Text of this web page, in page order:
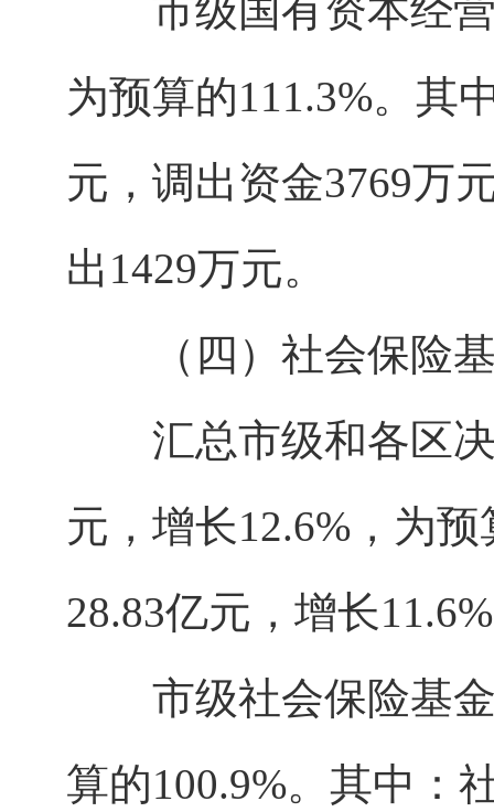
市级国有资本经营
为预算的111.3%。其
元，调出资金3769万
出1429万元。
（四）社会保险基
汇总市级和各区决
元，增长12.6%，为
28.83亿元，增长
市级社会保险基金
算的100.9%。其中：